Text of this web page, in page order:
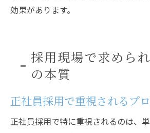
効果があります。
採用現場で求めら
の本質
正社員採用で重視されるプ
正社員採用で特に重視されるのは、